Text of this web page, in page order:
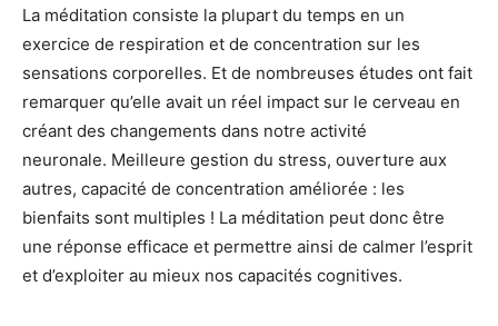
La méditation consiste la plupart du temps en un
exercice de respiration et de concentration sur les
sensations corporelles. Et de nombreuses études ont fait
remarquer qu’elle avait un réel impact sur le cerveau en
créant des changements dans notre activité
neuronale. Meilleure gestion du stress, ouverture aux
autres, capacité de concentration améliorée : les
bienfaits sont multiples ! La méditation peut donc être
une réponse efficace et permettre ainsi de calmer l’esprit
et d’exploiter au mieux nos capacités cognitives.